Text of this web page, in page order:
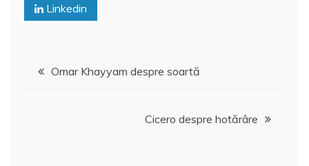
Linkedin
Navigare
Omar Khayyam despre soartă
Cicero despre hotărâre